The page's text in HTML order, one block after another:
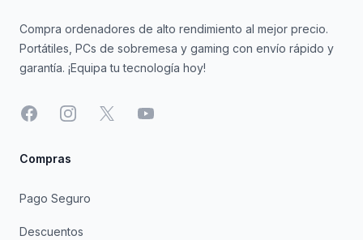
Compra ordenadores de alto rendimiento al mejor precio.
Portátiles, PCs de sobremesa y gaming con envío rápido y
garantía. ¡Equipa tu tecnología hoy!
FacebookInstagram
X YouTube
Compras
Pago Seguro
Descuentos